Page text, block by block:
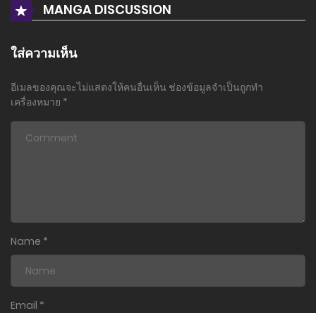
ตอนที่ 16
28 เมษายน 2025
28 เมษายน 2025
ตอนที่ 12
ตอนที่ 11
28 เมษายน 2025
MANGA DISCUSSION
ใส่ความเห็น
อีเมลของคุณจะไม่แสดงให้คนอื่นเห็น ช่องข้อมูลจำเป็นถูกทำ
เครื่องหมาย *
Name *
Email *